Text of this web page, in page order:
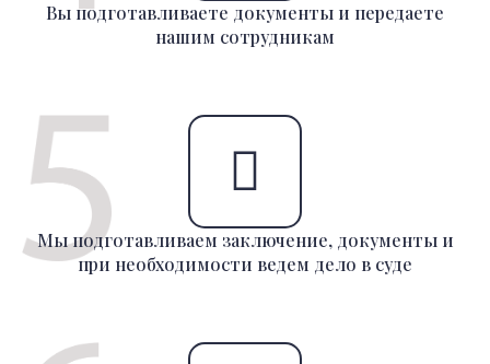
Вы подготавливаете документы и передаете
нашим сотрудникам
Мы подготавливаем заключение, документы и
при необходимости ведем дело в суде